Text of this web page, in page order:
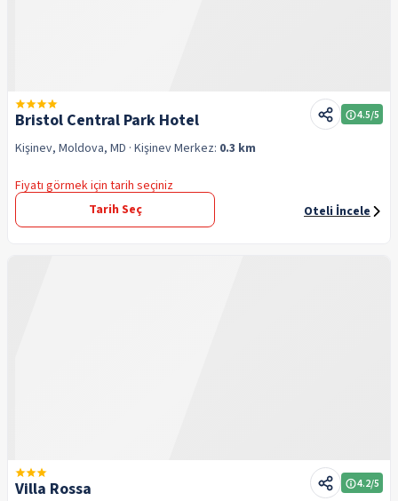
Bristol Central Park Hotel 4.5/5
Kişinev, Moldova, MD · KişinevMerkez: 0.3 km
Fiyatı görmek için tarih seçiniz
Tarih Seç
Oteli İncele
Villa Rossa 4.2/5